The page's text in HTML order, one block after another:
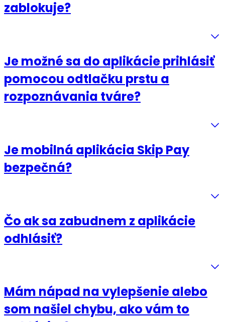
zablokuje?
Je možné sa do aplikácie prihlásiť
pomocou odtlačku prstu a
rozpoznávania tváre?
Je mobilná aplikácia Skip Pay
bezpečná?
Čo ak sa zabudnem z aplikácie
odhlásiť?
Mám nápad na vylepšenie alebo
som našiel chybu, ako vám to